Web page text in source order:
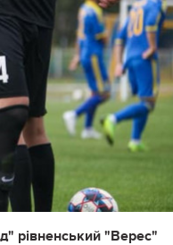
рівненський "Верес"